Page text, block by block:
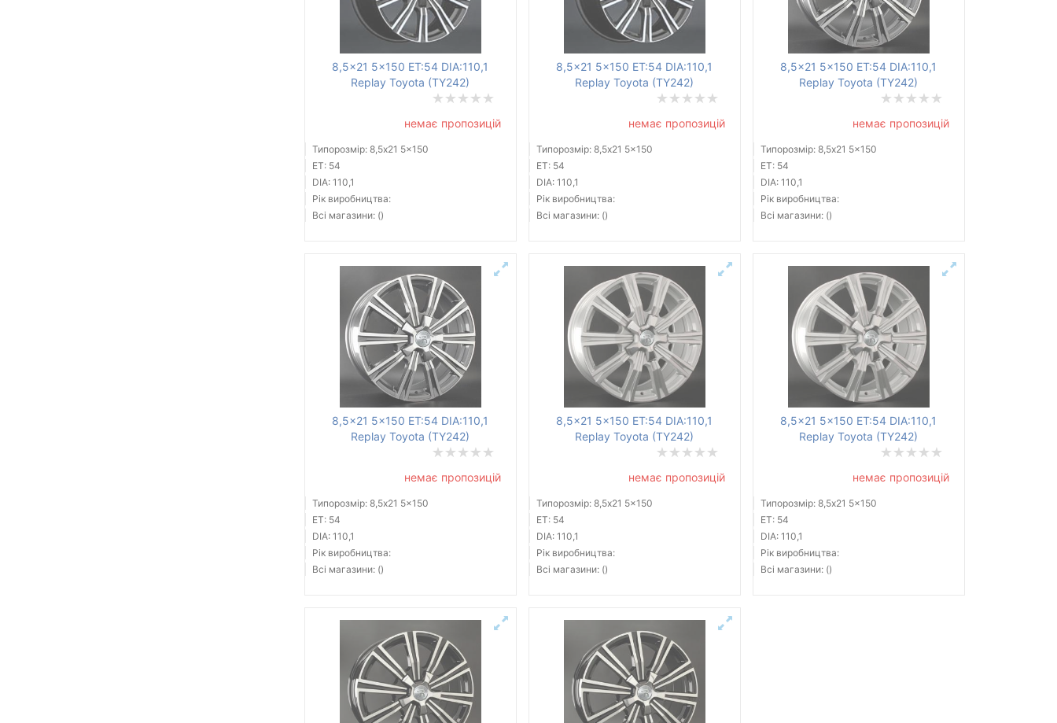
8,5x21 5x150 ET:54 DIA:110,1
Replay Toyota (TY242)
немає пропозицій
Типорозмір: 8,5x21 5x150
ET: 54
DIA: 110,1
Рік виробництва:
Всі магазини: ()
8,5x21 5x150 ET:54 DIA:110,1
Replay Toyota (TY242)
немає пропозицій
Типорозмір: 8,5x21 5x150
ET: 54
DIA: 110,1
Рік виробництва:
Всі магазини: ()
8,5x21 5x150 ET:54 DIA:110,1
Replay Toyota (TY242)
немає пропозицій
Типорозмір: 8,5x21 5x150
ET: 54
DIA: 110,1
Рік виробництва:
Всі магазини: ()
8,5x21 5x150 ET:54 DIA:110,1
Replay Toyota (TY242)
немає пропозицій
Типорозмір: 8,5x21 5x150
ET: 54
DIA: 110,1
Рік виробництва:
Всі магазини: ()
8,5x21 5x150 ET:54 DIA:110,1
Replay Toyota (TY242)
немає пропозицій
Типорозмір: 8,5x21 5x150
ET: 54
DIA: 110,1
Рік виробництва:
Всі магазини: ()
8,5x21 5x150 ET:54 DIA:110,1
Replay Toyota (TY242)
немає пропозицій
Типорозмір: 8,5x21 5x150
ET: 54
DIA: 110,1
Рік виробництва:
Всі магазини: ()